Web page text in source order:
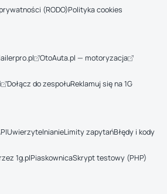
(RODO)Polityka cookies
OtoAuta.pl — motoryzacja
Dołącz do zespołuReklamuj się na 1G
UwierzytelnianieLimity zapytańBłędy i kody
1g.plPiaskownicaSkrypt testowy (PHP)